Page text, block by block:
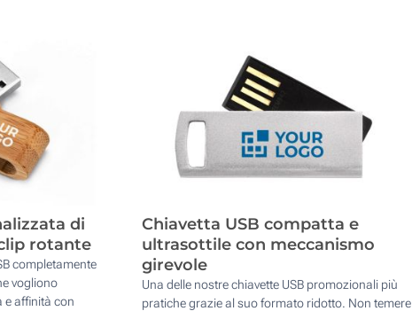
di
rotante
completamente
vogliono
e affinità con
Chiavetta USB compatta e
ultrasottile con meccanismo
girevole
Una delle nostre chiavette USB promozionali più
pratiche grazie al suo formato ridotto. Non temere